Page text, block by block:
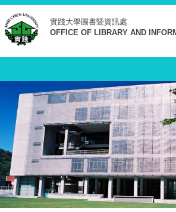
跳
到
主
要
實踐大學圖書暨資訊處
OFFICE OF LIBRARY AND